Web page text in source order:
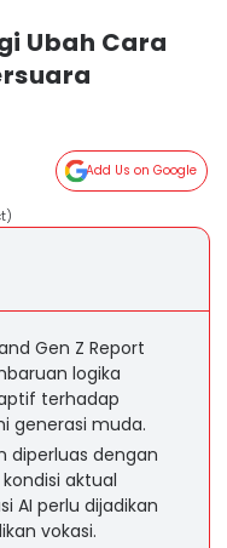
Ubah Cara
Add Us on Google
Gen Z Report
logika
terhadap
generasi muda.
diperluas dengan
aktual
AI perlu dijadikan
vokasi.